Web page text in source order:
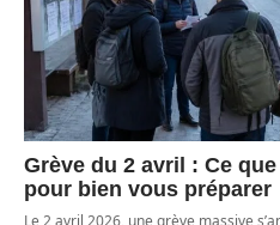
Grève du 2 avril : Ce
pour bien vous préparer
Le 2 avril 2026, une grève massive